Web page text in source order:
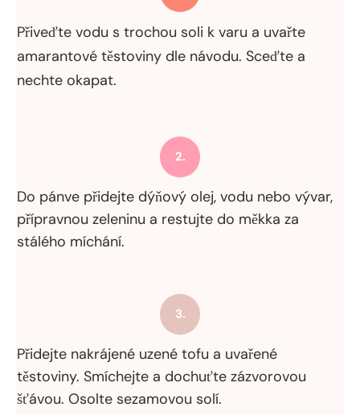
Přiveďte vodu s trochou soli k varu a uvařte
amarantové těstoviny dle návodu. Sceďte a
nechte okapat.
2.
Do pánve přidejte dýňový olej, vodu nebo vývar,
přípravnou zeleninu a restujte do měkka za
stálého míchání.
3.
Přidejte nakrájené uzené tofu a uvařené
těstoviny. Smíchejte a dochuťte zázvorovou
šťávou. Osolte sezamovou solí.